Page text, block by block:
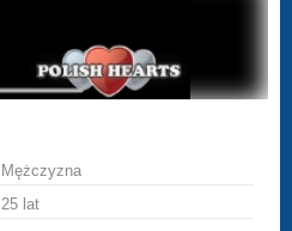
Mężczyzna
25 lat